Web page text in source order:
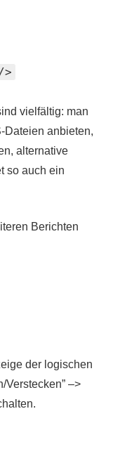
>
vielfältig: man
Dateien anbieten,
alternative
so auch ein
Berichten
der logischen
Verstecken” –>